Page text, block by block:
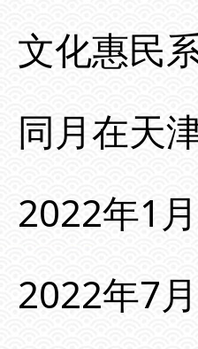
文化惠民
同月在天
2022年1
2022年7